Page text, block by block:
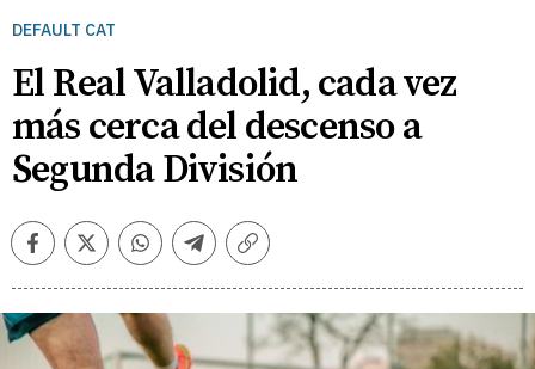
DEFAULT CAT
El Real Valladolid, cada vez
más cerca del descenso a
Segunda División
FacebookTwitterWhatsappTelegramCopiar